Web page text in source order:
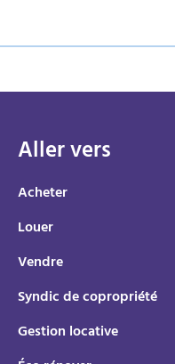
Aller vers
Acheter
Louer
Vendre
Syndic de copropriété
Gestion locative